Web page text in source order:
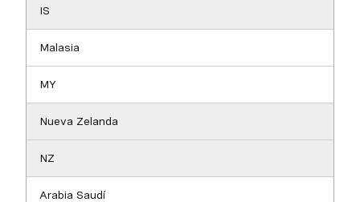
IS
Malasia
MY
Nueva Zelanda
NZ
Arabia Saudí